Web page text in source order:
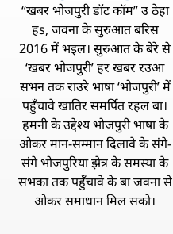
“खबर भोजपुरी डॉट कॉम” उ ठेहा
हs, जवना के सुरुआत बरिस
2016 में भइल। सुरुआत के बेरे से
‘खबर भोजपुरी’ हर खबर रउआ
सभन तक राउरे भाषा ‘भोजपुरी’ में
पहुँचावे खातिर समर्पित रहल बा।
हमनी के उद्देश्य भोजपुरी भाषा के
ओकर मान-सम्मान दिलावे के संगे-
संगे भोजपुरिया झेत्र के समस्या के
सभका तक पहुँचावे के बा जवना से
ओकर समाधान मिल सको।